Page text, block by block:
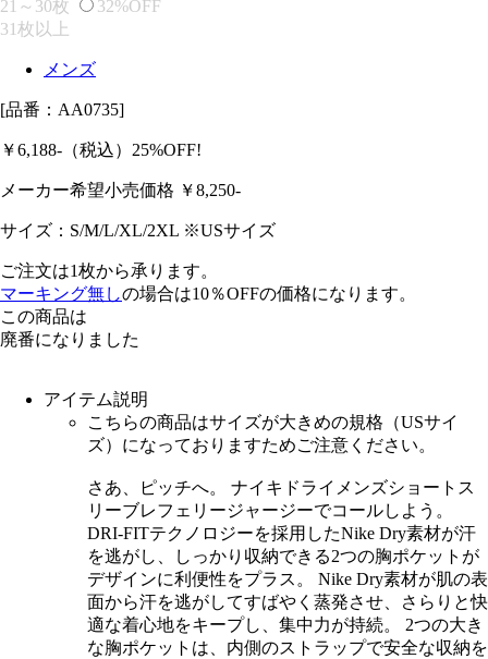
21～30枚
32%OFF
31枚以上
メンズ
[品番：AA0735]
￥6,188- （税込） 25%OFF!
メーカー希望小売価格 ￥8,250-
サイズ： S/M/L/XL/2XL ※USサイズ
ご注文は1枚から承ります。
マーキング無しの場合は10％OFFの価格になります。
この商品は
廃番になりました
アイテム説明
こちらの商品はサイズが大きめの規格（USサイ
ズ）になっておりますためご注意ください。
さあ、ピッチへ。 ナイキドライメンズショートス
リーブレフェリージャージーでコールしよう。
DRI-FITテクノロジーを採用したNike Dry素材が汗
を逃がし、しっかり収納できる2つの胸ポケットが
デザインに利便性をプラス。 Nike Dry素材が肌の表
面から汗を逃がしてすばやく蒸発させ、さらりと快
適な着心地をキープし、集中力が持続。 2つの大き
な胸ポケットは、内側のストラップで安全な収納を